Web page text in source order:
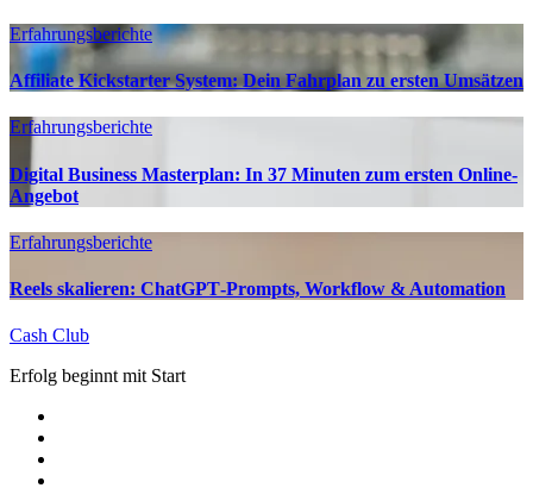
Erfahrungsberichte
Affiliate Kickstarter System: Dein Fahrplan zu ersten Umsätzen
Erfahrungsberichte
Digital Business Masterplan: In 37 Minuten zum ersten Online-
Angebot
Erfahrungsberichte
Reels skalieren: ChatGPT‑Prompts, Workflow & Automation
Cash Club
Erfolg beginnt mit Start